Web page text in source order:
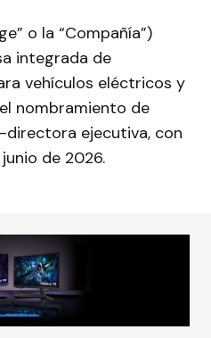
o la “Compañía”)
integrada de
vehículos eléctricos y
nombramiento de
ejecutiva, con
de 2026.